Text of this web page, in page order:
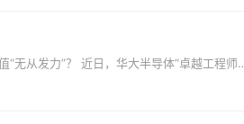
无从发力”？ 近日，华大半导体“卓越工程师
长——工程师的职业发展进阶之路》为题，为